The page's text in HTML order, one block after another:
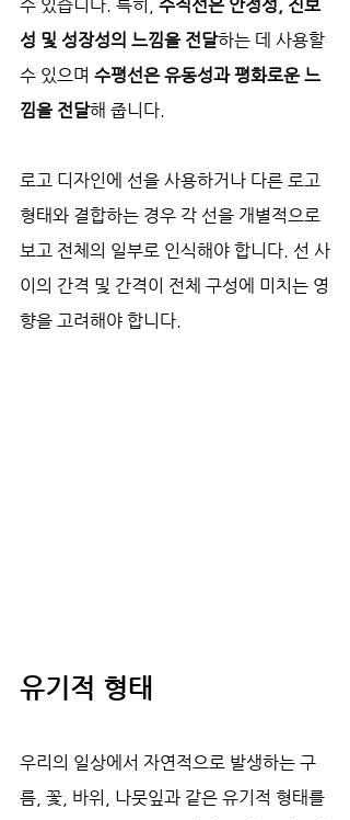
수 있습니다. 특히, 수직선은 안정성, 진보
성 및 성장성의 느낌을 전달하는 데 사용할
수 있으며 수평선은 유동성과 평화로운 느
낌을 전달해 줍니다.
로고 디자인에 선을 사용하거나 다른 로고
형태와 결합하는 경우 각 선을 개별적으로
보고 전체의 일부로 인식해야 합니다. 선 사
이의 간격 및 간격이 전체 구성에 미치는 영
향을 고려해야 합니다.
유기적 형태
우리의 일상에서 자연적으로 발생하는 구
름, 꽃, 바위, 나뭇잎과 같은 유기적 형태를